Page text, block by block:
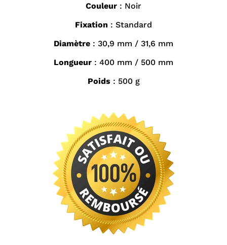
Couleur : Noir
Fixation : Standard
Diamètre : 30,9 mm / 31,6 mm
Longueur : 400 mm / 500 mm
Poids : 500 g